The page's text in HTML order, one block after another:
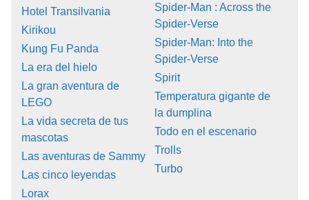
Hotel Transilvania
Kirikou
Kung Fu Panda
La era del hielo
La gran aventura de
LEGO
La vida secreta de tus
mascotas
Las aventuras de Sammy
Las cinco leyendas
Lorax
Spider-Man : Across the
Spider-Verse
Spider-Man: Into the
Spider-Verse
Spirit
Temperatura gigante de
la dumplina
Todo en el escenario
Trolls
Turbo